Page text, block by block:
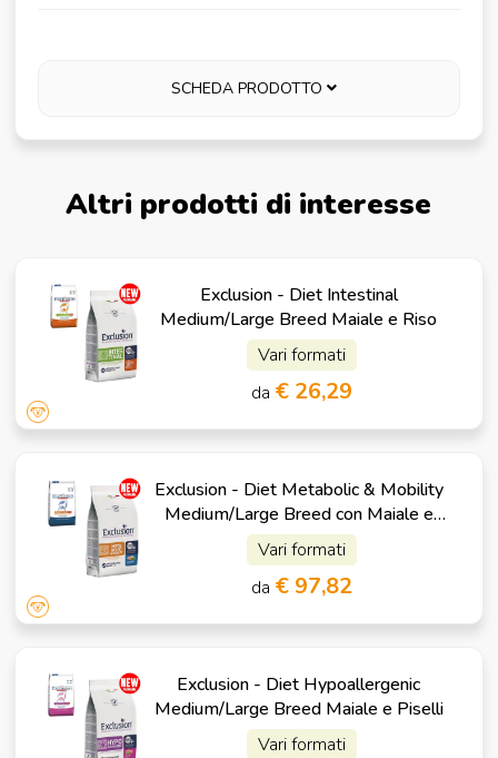
SCHEDA PRODOTTO
Altri prodotti di interesse
Exclusion - Diet Intestinal
Medium/Large Breed Maiale e Riso
Vari formati
da € 26,29
Exclusion - Diet Metabolic & Mobility
Medium/Large Breed con Maiale e
Fibre
Vari formati
da € 97,82
Exclusion - Diet Hypoallergenic
Medium/Large Breed Maiale e Piselli
Vari formati